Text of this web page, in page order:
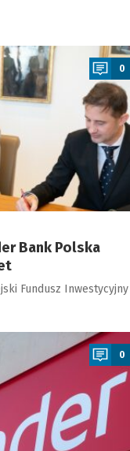
0
Bank Polska
Fundusz Inwestycyjny
0